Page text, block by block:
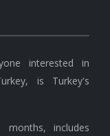
interested in
is Turkey's
includes